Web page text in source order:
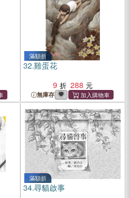
滿額折
32.雞蛋花
9
288
無庫存
滿額折
34.尋貓啟事